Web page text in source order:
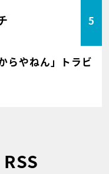
5
らやねん」トラビ